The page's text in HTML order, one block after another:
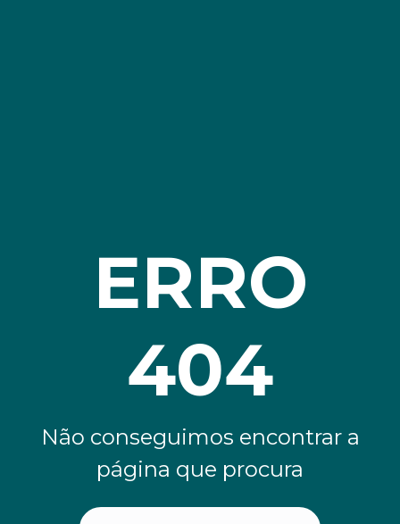
ERRO
404
Não conseguimos encontrar a
página que procura